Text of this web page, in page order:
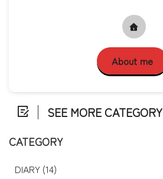
About me
SEE MORE CATEGORY
CATEGORY
DIARY (14)